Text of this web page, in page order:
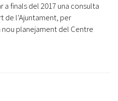
a finals del 2017 una consulta
de l’Ajuntament, per
planejament del Centre